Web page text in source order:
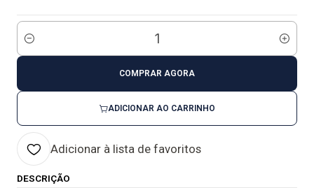
Quantidade
ADICIONAR AO CARRINHO
COMPRAR AGORA
Adicionar à lista de favoritos
DESCRIÇÃO